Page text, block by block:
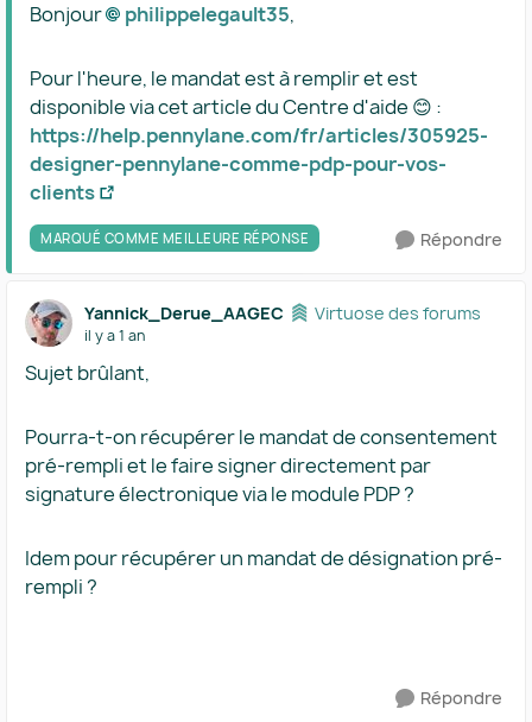
Bonjour philippelegault35​,
Pour l'heure, le mandat est à remplir et est
disponible via cet article du Centre d'aide 😊 :
https://help.pennylane.com/fr/articles/305925-
designer-pennylane-comme-pdp-pour-vos-
clients
MARQUÉ COMME MEILLEURE RÉPONSE Répondre
Yannick_Derue_AAGEC Virtuose des forums
il y a 1 an
Sujet brûlant,
Pourra-t-on récupérer le mandat de consentement
pré-rempli et le faire signer directement par
signature électronique via le module PDP ?
Idem pour récupérer un mandat de désignation pré-
rempli ?
Répondre